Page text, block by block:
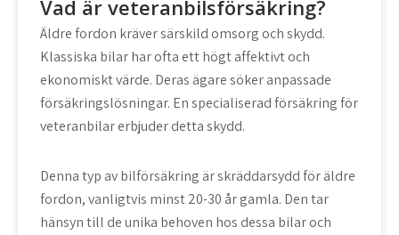
Vad är veteranbilsförsäkring?
Äldre fordon kräver särskild omsorg och skydd.
Klassiska bilar har ofta ett högt affektivt och
ekonomiskt värde. Deras ägare söker anpassade
försäkringslösningar. En specialiserad försäkring för
veteranbilar erbjuder detta skydd.
Denna typ av bilförsäkring är skräddarsydd för äldre
fordon, vanligtvis minst 20-30 år gamla. Den tar
hänsyn till de unika behoven hos dessa bilar och